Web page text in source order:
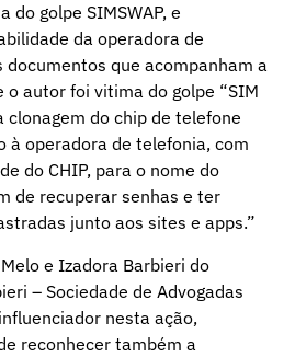
do golpe SIMSWAP, e
da operadora de
documentos que acompanham a
o autor foi vitima do golpe “SIM
clonagem do chip de telefone
à operadora de telefonia, com
do CHIP, para o nome do
de recuperar senhas e ter
junto aos sites e apps.”
e Izadora Barbieri do
– Sociedade de Advogadas
nesta ação,
reconhecer também a